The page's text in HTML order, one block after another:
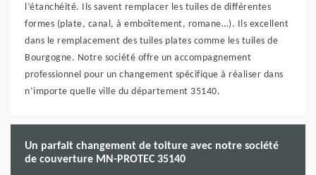
l’étanchéité. Ils savent remplacer les tuiles de différentes
formes (plate, canal, à emboîtement, romane…). Ils excellent
dans le remplacement des tuiles plates comme les tuiles de
Bourgogne. Notre société offre un accompagnement
professionnel pour un changement spécifique à réaliser dans
n’importe quelle ville du département 35140.
Un parfait changement de toiture avec notre société
de couverture MN-PROTEC 35140